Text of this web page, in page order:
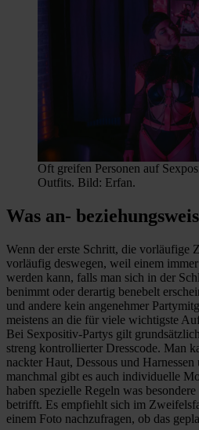
Oft greifen Personen auf
Outfits. Bild: Erfan.
Was an-
Wenn der erste Schritt, die vorläufige
vorläufig deswegen, weil einem
werden kann, falls man sich in der
benimmt oder derartig benebelt
und andere kein angenehmer
meistens an die für viele wichtigste
Bei Sexpositiv-Partys gilt
streng kontrollierter Dresscode. Man
nackter Haut, Dessous und
manchmal gibt es auch individuelle
haben spezielle Regeln was
betrifft. Es empfiehlt sich im
einem Foto nachzufragen, ob das